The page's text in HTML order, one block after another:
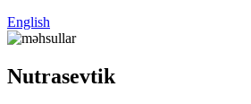
English
Nutrasevtik